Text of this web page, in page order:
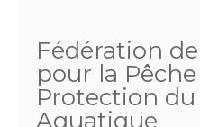
Fédération
pour la
Protection
Aquatique